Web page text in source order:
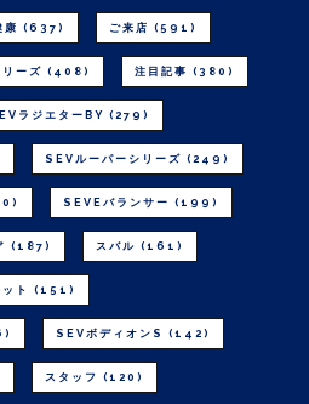
康 (637) ご来店 (591)
ーズ (408) 注目記事 (380)
ラジエターBY (279)
SEVルーパーシリーズ (249)
SEVEバランサー (199)
(187) スバル (161)
ト (151)
SEVボディオンS (142)
スタッフ (120)